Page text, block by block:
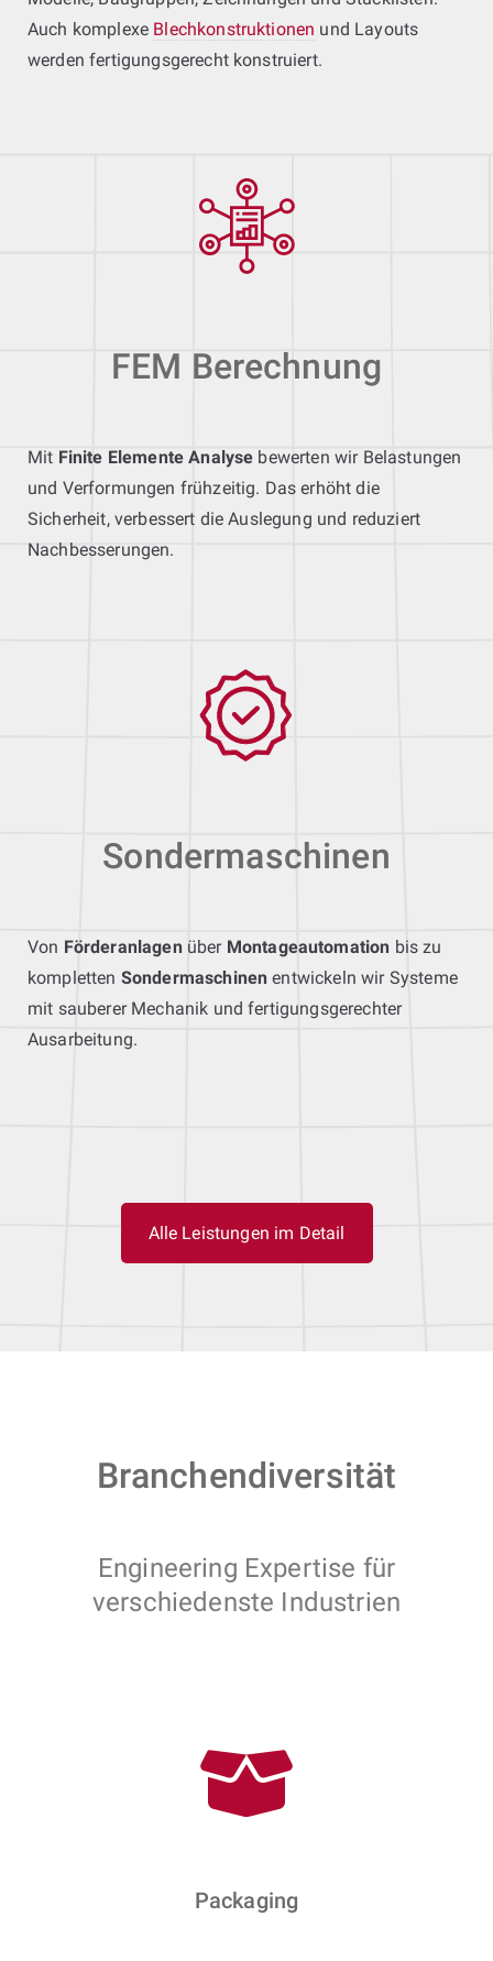
Auch komplexe Blechkonstruktionen und Layouts
werden fertigungsgerecht konstruiert.
FEM Berechnung
Mit Finite Elemente Analyse bewerten wir Belastungen
und Verformungen frühzeitig. Das erhöht die
Sicherheit, verbessert die Auslegung und reduziert
Nachbesserungen.
Sondermaschinen
Von Förderanlagen über Montageautomation bis zu
kompletten Sondermaschinen entwickeln wir Systeme
mit sauberer Mechanik und fertigungsgerechter
Ausarbeitung.
Alle Leistungen im Detail
Branchendiversität
Engineering Expertise für
verschiedenste Industrien
Packaging